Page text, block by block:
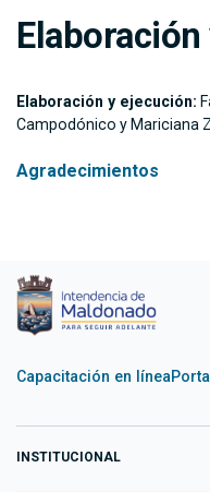
Elaboración y ejecución:
Campodónico y Mariciana
Agradecimientos
Capacitación en línea
INSTITUCIONAL